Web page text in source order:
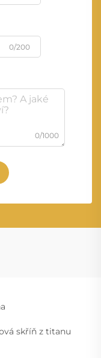
0/200
0/1000
skříň z titanu